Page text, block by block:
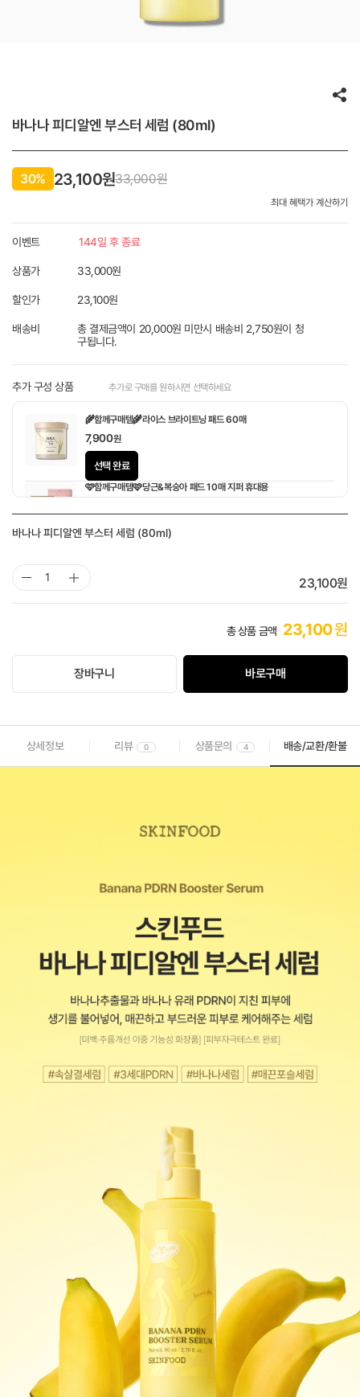
바나나 피디알엔 부스터 세럼 (80ml)
최대 혜택가 계산하기
30% 23,100원33,000원
이벤트 144일 후 종료
상품가 33,000원
할인가 23,100원
배송비
총 결제금액이 20,000원 미만시 배송비 2,750원이 청
구됩니다.
추가 구성 상품 추가로 구매를 원하시면 선택하세요
🌾함께구매템🌾라이스 브라이트닝 패드 60매
7,900원
선택 완료
🩷함께구매템🩷당근&복숭아 패드 10매 지퍼 휴대용
바나나 피디알엔 부스터 세럼 (80ml)
23,100원
총 상품 금액 23,100원
장바구니 바로구매
상세정보 리뷰 0 상품문의 4 배송/교환/환불